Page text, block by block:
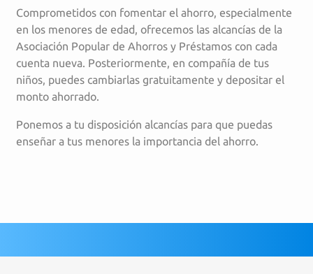
Comprometidos con fomentar el ahorro, especialmente
en los menores de edad, ofrecemos las alcancías de la
Asociación Popular de Ahorros y Préstamos con cada
cuenta nueva. Posteriormente, en compañía de tus
niños, puedes cambiarlas gratuitamente y depositar el
monto ahorrado.
Ponemos a tu disposición alcancías para que puedas
enseñar a tus menores la importancia del ahorro.